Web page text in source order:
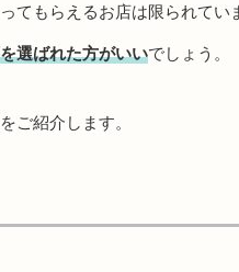
もらえるお店は限られてい
選ばれた方がいいでしょう。
ご紹介します。